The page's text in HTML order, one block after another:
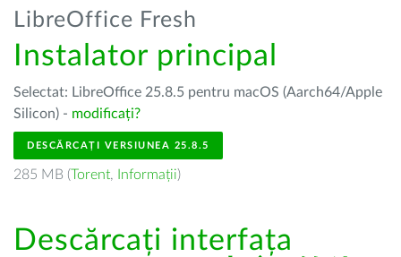
LibreOffice Fresh
Instalator principal
Selectat: LibreOffice 25.8.5 pentru macOS (Aarch64/Apple
Silicon) - modificați?
DESCĂRCAȚI VERSIUNEA 25.8.5
285 MB (Torent, Informații)
Descărcați interfața